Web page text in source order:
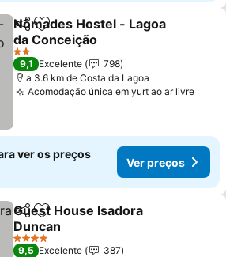
PartilharAdicionar aos favoritos
Nômades Hostel - Lagoa
da Conceição
2 Estrelas
9,1 Excelente
798
a 3.6 km de Costa da Lagoa
Acomodação única em yurt ao ar livre
ver os preços
Ver preços
PartilharAdicionar aos favoritos
Guest House Isadora
Duncan
4 Estrelas
9,5 Excelente
387